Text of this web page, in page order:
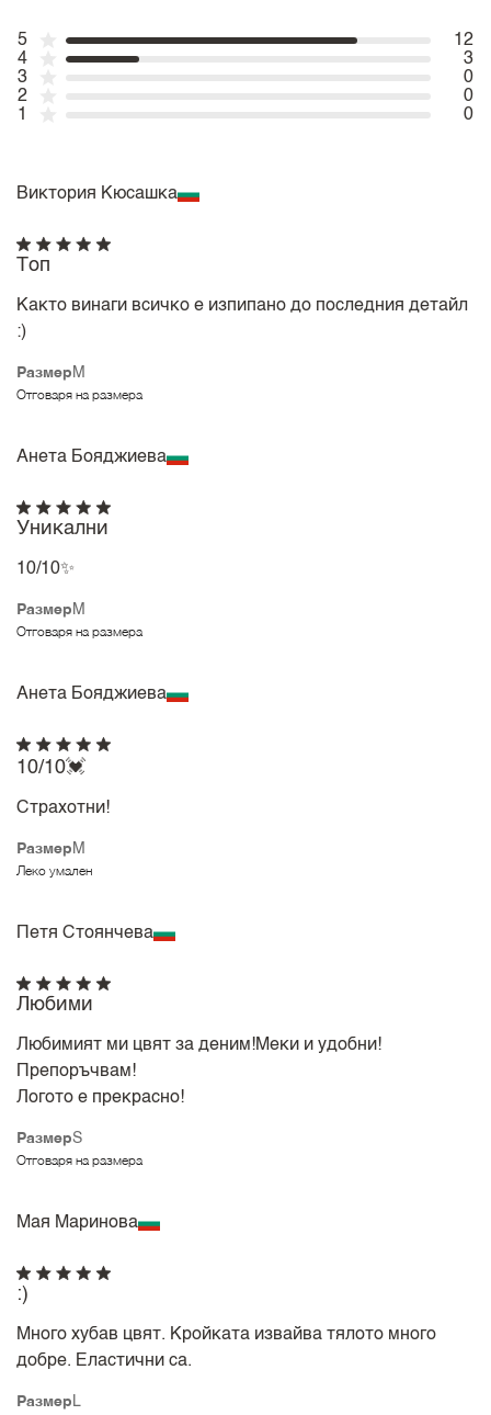
5
12
4
3
3
0
2
0
1
0
Виктория Кюсашка
Размер M
Отговаря на размера
Топ
Както винаги всичко е изпипано до последния детайл
:)
Анета Бояджиева
Размер M
Отговаря на размера
Уникални
10/10✨️
Анета Бояджиева
Размер M
Леко умален
10/10💓
Страхотни!
Петя Стоянчева
РазмерS
Отговаря на размера
Любими
Любимият ми цвят за деним!Меки и удобни!
Препоръчвам!
Логото е прекрасно!
Мая Маринова
Размер L
:)
Много хубав цвят. Кройката извайва тялото много
добре. Еластични са.